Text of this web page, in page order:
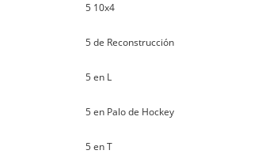
5 10x4
5 de Reconstrucción
5 en L
5 en Palo de Hockey
5 en T